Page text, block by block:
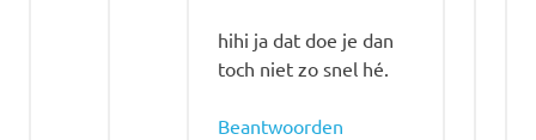
hihi ja dat doe je dan
toch niet zo snel hé.
Beantwoorden